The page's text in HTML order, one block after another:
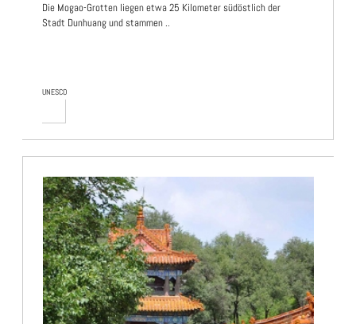
UNESCO
Die Mogao-Grotten liegen etwa 25 Kilometer südöstlich der
Stadt Dunhuang und stammen ..